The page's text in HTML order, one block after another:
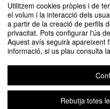
Utilitzem cookies pròpies i de
el volum i la interacció dels
a partir de la creació de perfils
privacitat. Pots configurar l'ús
Aquest avís seguirà apareixent
informació, si us plau consulta
Rebutja totes
3es Trobades Audiovisuals -